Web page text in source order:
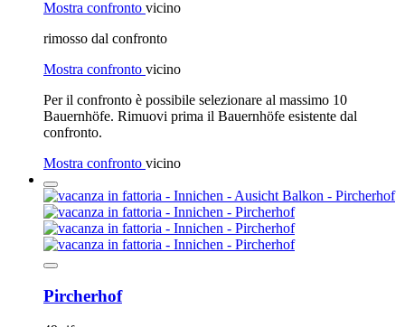
Mostra confronto vicino
rimosso dal confronto
Mostra confronto vicino
Per il confronto è possibile selezionare al massimo 10
Bauernhöfe. Rimuovi prima il Bauernhöfe esistente dal
confronto.
Mostra confronto vicino
Pircherhof